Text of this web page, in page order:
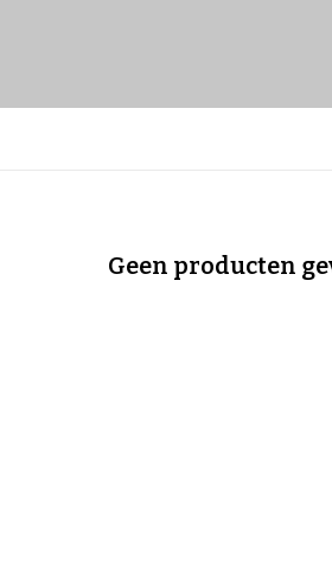
Geen producten